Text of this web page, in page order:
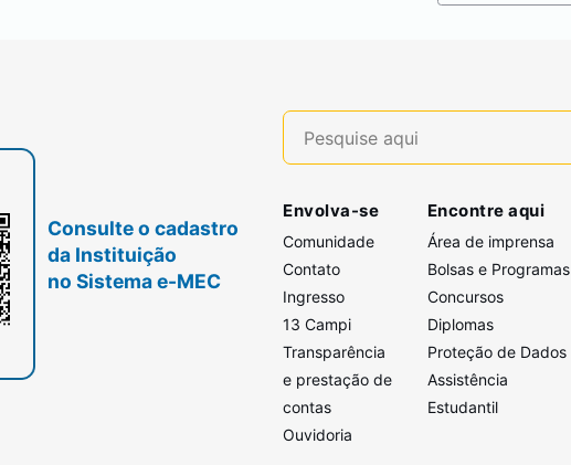
Consulte o cadastro
da Instituição
no Sistema e-MEC
Envolva-se
Comunidade
Contato
Ingresso
13 Campi
Transparência
e prestação de
contas
Ouvidoria
Encontre aqui
Área de imprensa
Bolsas e Programas
Concursos
Diplomas
Proteção de Dados
Assistência
Estudantil